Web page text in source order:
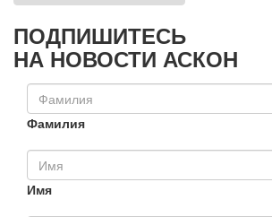
ПОДПИШИТЕСЬ
НА НОВОСТИ АСКОН
Фамилия
Имя